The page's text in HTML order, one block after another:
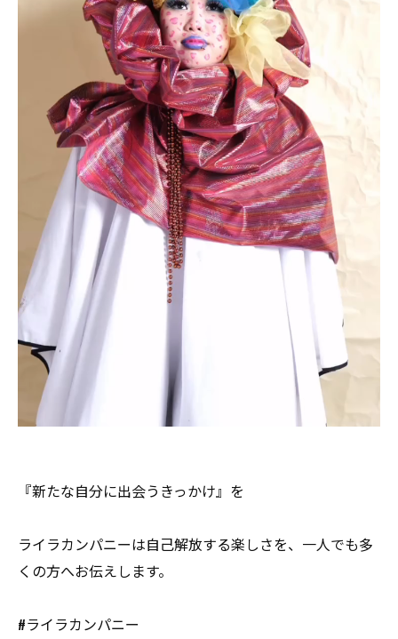
『新たな自分に出会うきっかけ』を
ライラカンパニーは自己解放する楽しさを、一人でも多
くの方へお伝えします。
#ライラカンパニー